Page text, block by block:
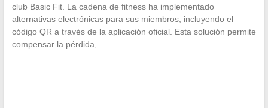
club Basic Fit. La cadena de fitness ha implementado
alternativas electrónicas para sus miembros, incluyendo el
código QR a través de la aplicación oficial. Esta solución permite
compensar la pérdida,…